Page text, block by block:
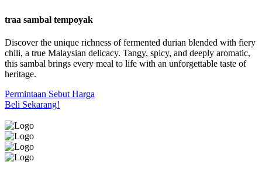
traa sambal tempoyak
Discover the unique richness of fermented durian blended with fiery
chili, a true Malaysian delicacy. Tangy, spicy, and deeply aromatic,
this sambal brings every meal to life with an unforgettable taste of
heritage.
Permintaan Sebut Harga
Beli Sekarang!